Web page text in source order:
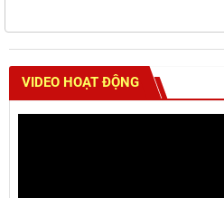
VIDEO HOẠT ĐỘNG